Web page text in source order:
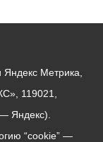
Яндекс Метрика,
119021,
Яндекс).
“cookie” —